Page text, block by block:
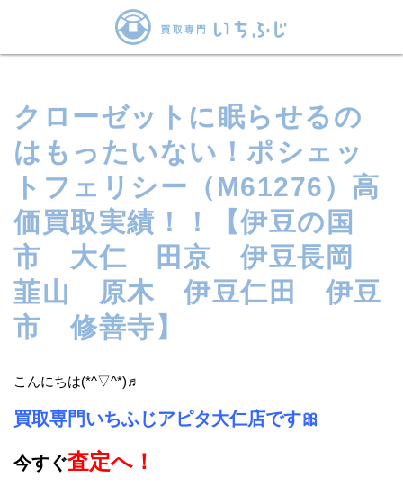
クローゼットに眠らせるの
はもったいない！ポシェッ
トフェリシー（M61276）高
価買取実績！！【伊豆の国
市 大仁 田京 伊豆長岡
韮山 原木 伊豆仁田 伊豆
市 修善寺】
こんにちは(*^▽^*)♬
買取専門いちふじアピタ大仁店です🎀
今すぐ査定へ！